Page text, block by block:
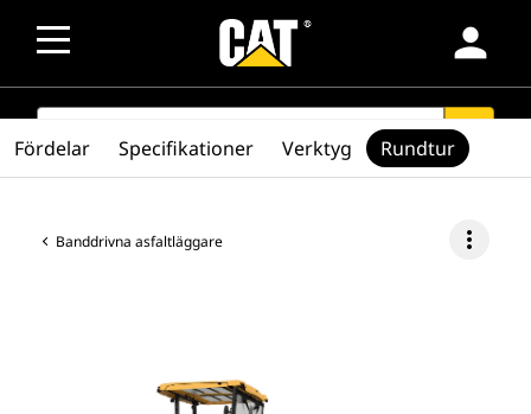
person
SEARCH search
Banddrivna asfaltläggare more_vert
Fördelar Specifikationer Verktyg Rundtur